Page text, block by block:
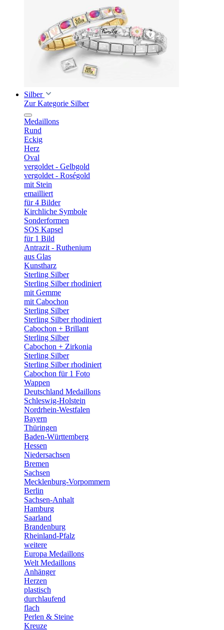
Silber
Zur Kategorie Silber
Medaillons
Rund
Eckig
Herz
Oval
vergoldet - Gelbgold
vergoldet - Roségold
mit Stein
emailliert
für 4 Bilder
Kirchliche Symbole
Sonderformen
SOS Kapsel
für 1 Bild
Antrazit - Ruthenium
aus Glas
Kunstharz
Sterling Silber
Sterling Silber rhodiniert
mit Gemme
mit Cabochon
Sterling Silber
Sterling Silber rhodiniert
Cabochon + Brillant
Sterling Silber
Cabochon + Zirkonia
Sterling Silber
Sterling Silber rhodiniert
Cabochon für 1 Foto
Wappen
Deutschland Medaillons
Schleswig-Holstein
Nordrhein-Westfalen
Bayern
Thüringen
Baden-Württemberg
Hessen
Niedersachsen
Bremen
Sachsen
Mecklenburg-Vorpommern
Berlin
Sachsen-Anhalt
Hamburg
Saarland
Brandenburg
Rheinland-Pfalz
weitere
Europa Medaillons
Welt Medaillons
Anhänger
Herzen
plastisch
durchlaufend
flach
Perlen & Steine
Kreuze